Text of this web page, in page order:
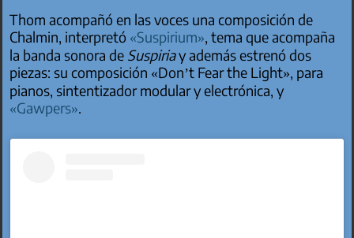
Thom acompañó en las voces una composición de
Chalmin, interpretó «Suspirium», tema que acompaña
la banda sonora de Suspiriay además estrenó dos
piezas: su composición «Don’t Fear the Light», para
pianos, sintentizador modular y electrónica, y
«Gawpers».